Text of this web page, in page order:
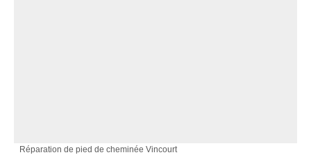
Réparation de pied de cheminée Vincourt